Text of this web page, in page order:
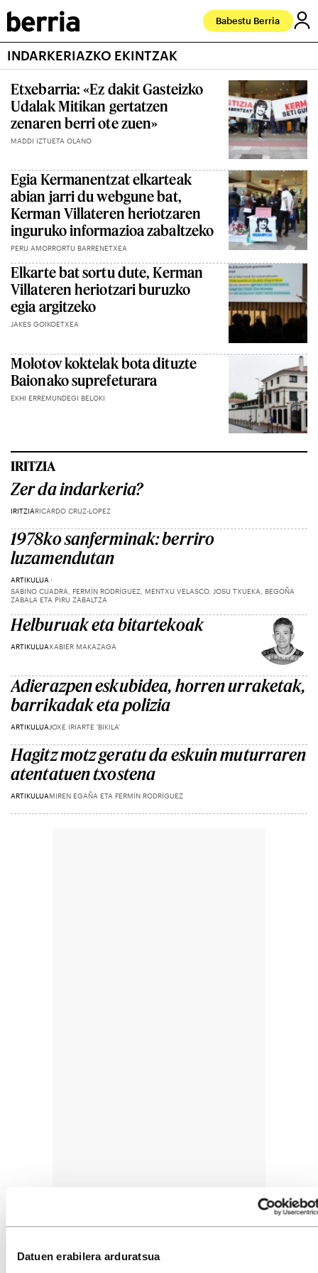
Datuen erabilera arduratsua
Babestu Berria
INDARKERIAZKO EKINTZAK
Etxebarria: «Ez dakit Gasteizko
Udalak Mitikan gertatzen
zenaren berri ote zuen»
MADDI IZTUETA OLANO
Egia Kermanentzat elkarteak
abian jarri du webgune bat,
Kerman Villateren heriotzaren
inguruko informazioa zabaltzeko
PERU AMORRORTU BARRENETXEA
Elkarte bat sortu dute, Kerman
Villateren heriotzari buruzko
egia argitzeko
JAKES GOIKOETXEA
Molotov koktelak bota dituzte
Baionako suprefeturara
EKHI ERREMUNDEGI BELOKI
IRITZIA
Zer da indarkeria?
IRITZIARICARDO CRUZ-LOPEZ
1978ko sanferminak: berriro
luzamendutan
ARTIKULUA
SABINO CUADRA, FERMÍN RODRÍGUEZ, MENTXU VELASCO, JOSU TXUEKA, BEGOÑA
ZABALA ETA PIRU ZABALTZA
Helburuak eta bitartekoak
ARTIKULUAXABIER MAKAZAGA
Adierazpen eskubidea, horren urraketak,
barrikadak eta polizia
ARTIKULUA JOXE IRIARTE 'BIKILA'
Hagitz motz geratu da eskuin muturraren
atentatuen txostena
ARTIKULUAMIREN EGAÑA ETA FERMÍN RODRÍGUEZ